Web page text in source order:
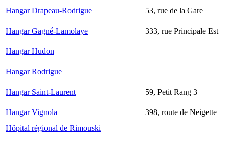
Hangar Drapeau-Rodrigue 53, rue de la Gare
Hangar Gagné-Lamolaye 333, rue Principale Est
Hangar Hudon
Hangar Rodrigue
Hangar Saint-Laurent 59, Petit Rang 3
Hangar Vignola
398, route de Neigette
Hôpital régional de Rimouski